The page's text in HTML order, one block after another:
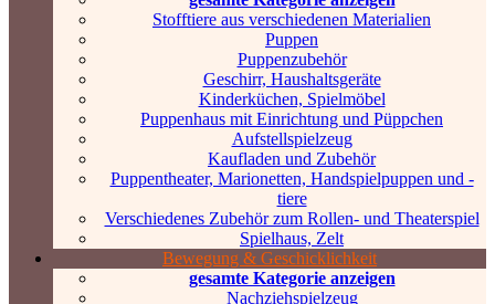
Stofftiere aus verschiedenen Materialien
Puppen
Puppenzubehör
Geschirr, Haushaltsgeräte
Kinderküchen, Spielmöbel
Puppenhaus mit Einrichtung und Püppchen
Aufstellspielzeug
Kaufladen und Zubehör
Puppentheater, Marionetten, Handspielpuppen und -
tiere
Verschiedenes Zubehör zum Rollen- und Theaterspiel
Spielhaus, Zelt
Bewegung & Geschicklichkeit
gesamte Kategorie anzeigen
Nachziehspielzeug